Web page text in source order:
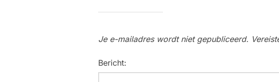
Je e-mailadres wordt niet gepubliceerd.
Bericht: